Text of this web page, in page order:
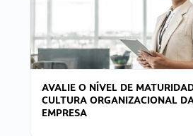
AVALIE O NÍVEL DE
CULTURA ORGANIZACIONAL
EMPRESA